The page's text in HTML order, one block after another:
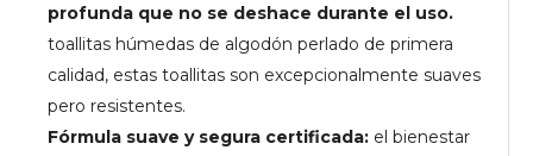
profunda que no se deshace durante el uso.
toallitas húmedas de algodón perlado de primera
calidad, estas toallitas son excepcionalmente suaves
pero resistentes.
Fórmula suave y segura certificada: el bienestar